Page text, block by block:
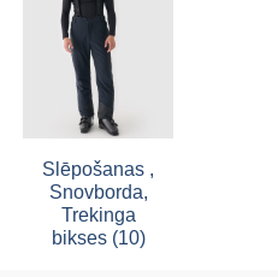
Slēpošanas ,
Snovborda,
Trekinga
bikses (10)